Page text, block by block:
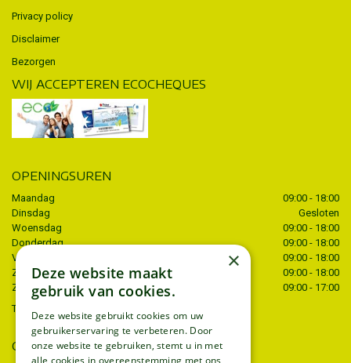
Privacy policy
Disclaimer
Bezorgen
WIJ ACCEPTEREN ECOCHEQUES
OPENINGSUREN
Maandag
09:00 - 18:00
Dinsdag
Gesloten
Woensdag
09:00 - 18:00
Donderdag
09:00 - 18:00
Vrijdag
09:00 - 18:00
Zaterdag
09:00 - 18:00
Zondag
09:00 - 17:00
Toon alle openingstijden
CONTACT
×
Deze website maakt
gebruik van cookies.
Deze website gebruikt cookies om uw
gebruikerservaring te verbeteren. Door
onze website te gebruiken, stemt u in met
alle cookies in overeenstemming met ons